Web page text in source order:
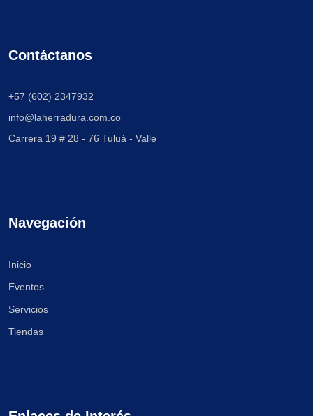
Contáctanos
+57 (602) 2347932
info@laherradura.com.co
Carrera 19 # 28 - 76 Tuluá - Valle
Navegación
Inicio
Eventos
Servicios
Tiendas